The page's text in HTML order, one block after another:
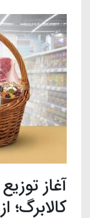
آغاز
کالابرگ؛